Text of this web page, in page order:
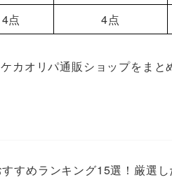
4点 4点
カオリパ通販ショップをまと
すめランキング15選！厳選